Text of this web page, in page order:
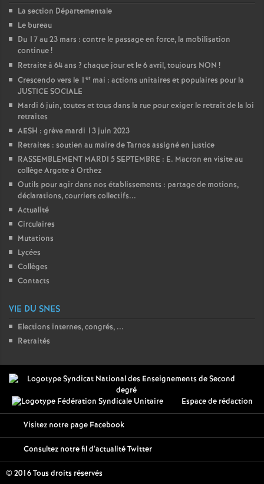
La section Départementale
Le bureau
Du 17 au 23 mars : contre le passage en force, la mobilisation
continue!
Retraite à 64 ans ? chaque jour et le 6 avril, toujours NON !
Crescendo vers le 1 er mai : actions unitaires et populaires pour la
JUSTICE SOCIALE
Mardi 6 juin, toutes et tous dans la rue pour exiger le retrait de la loi
retraites
AESH : grève mardi 13 juin 2023
Retraites : soutien au maire de Tarnos assigné en justice
RASSEMBLEMENT MARDI 5 SEPTEMBRE : E. Macron en visite au
collège Argote à Orthez
Outils pour agir dans nos établissements : partage de motions,
déclarations, courriers collectifs...
Actualité
Circulaires
Mutations
Lycées
Collèges
Contacts
VIE DU SNES
Elections internes, congrés, ...
Retraités
Espace de rédaction
Visitez notre page Facebook
Consultez notre fil d'actualité Twitter
© 2016 Tous droits réservés